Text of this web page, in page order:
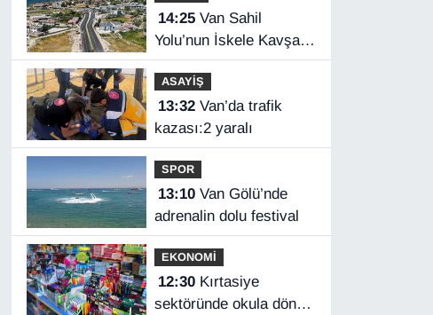
14:25Van Sahil
Yolu’nun İskele Kavşağı
tamamlandı
ASAYİŞ
13:32Van’da trafik
kazası:2 yaralı
SPOR
13:10Van Gölü’nde
adrenalin dolu festival
EKONOMİ
12:30Kırtasiye
sektöründe okula dönüş